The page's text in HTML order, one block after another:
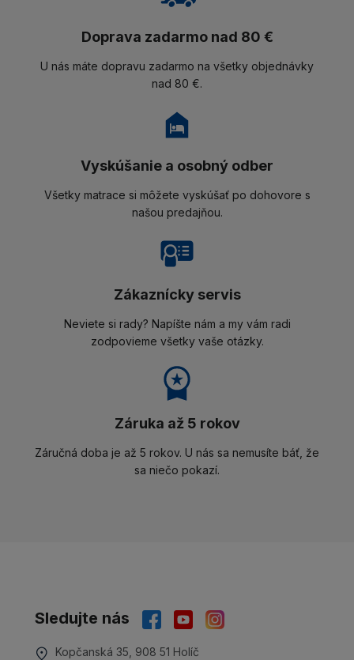
Doprava zadarmo nad 80 €
U nás máte dopravu zadarmo na všetky objednávky
nad 80 €.
Vyskúšanie a osobný odber
Všetky matrace si môžete vyskúšať po dohovore s
našou predajňou.
Zákaznícky servis
Neviete si rady? Napíšte nám a my vám radi
zodpovieme všetky vaše otázky.
Záruka až 5 rokov
Záručná doba je až 5 rokov. U nás sa nemusíte báť, že
sa niečo pokazí.
Sledujte nás
Kopčanská 35, 908 51 Holíč